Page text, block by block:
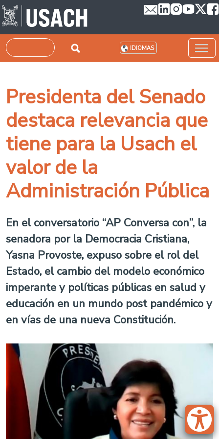
Pasar al contenido principal
Buscar IDIOMAS
Presidenta del Senado
destaca relevancia que
tiene para la Usach el
valor de la
Administración Pública
En el conversatorio “AP Conversa con”, la
senadora por la Democracia Cristiana,
Yasna Provoste, expuso sobre el rol del
Estado, el cambio del modelo económico
imperante y políticas públicas en salud y
educación en un mundo post pandémico y
en vías de una nueva Constitución.